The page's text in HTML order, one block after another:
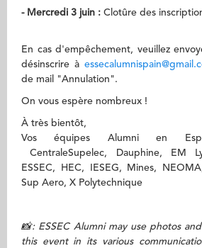
- Mercredi 3 juin : Clotûre des
En cas d'empêchement, veuillez
désinscrire à
de mail "Annulation".
On vous espère nombreux !
À très bientôt,
Vos équipes Alumni en
CentraleSupelec, Dauphine, EM
ESSEC, HEC, IESEG, Mines,
Sup Aero, X Polytechnique
📸: ESSEC Alumni may use photos
this event in its various